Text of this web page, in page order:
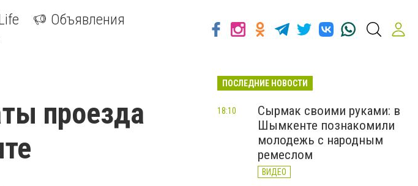
Объявления
проезда
ПОСЛЕДНИЕ НОВОСТИ
Сырмак своими руками: в
Шымкенте познакомили
молодежь с народным
ремеслом
ВИДЕО
18:10